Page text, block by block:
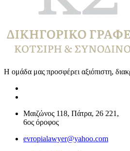
Η ομάδα μας προσφέρει αξιόπιστη,
Μαιζώνος 118, Πάτρα, 26 221,
6ος όροφος
evropialawyer@yahoo.com